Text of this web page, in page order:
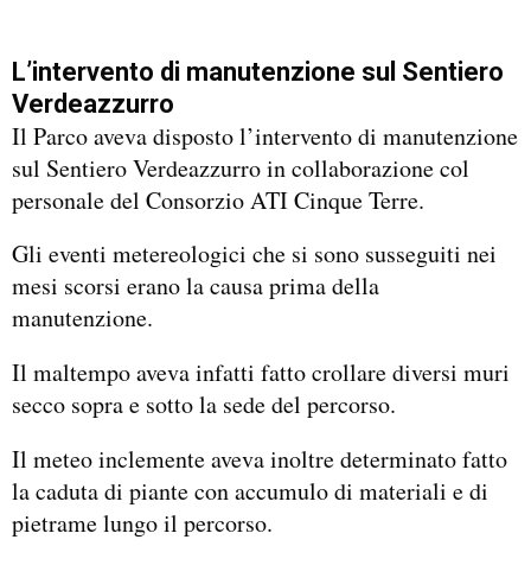
L’intervento di manutenzione sul Sentiero
Verdeazzurro
Il Parco aveva disposto l’intervento di manutenzione
sul Sentiero Verdeazzurro in collaborazione col
personale del Consorzio ATI Cinque Terre.
Gli eventi metereologici che si sono susseguiti nei
mesi scorsi erano la causa prima della
manutenzione.
Il maltempo aveva infatti fatto crollare diversi muri
secco sopra e sotto la sede del percorso.
Il meteo inclemente aveva inoltre determinato fatto
la caduta di piante con accumulo di materiali e di
pietrame lungo il percorso.